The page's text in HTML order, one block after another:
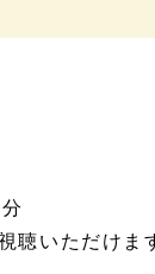
聴いただけま